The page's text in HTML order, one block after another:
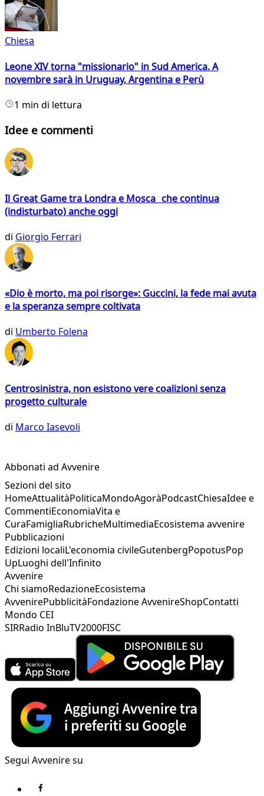
Chiesa
Leone XIV torna "missionario" in Sud America. A
novembre sarà in Uruguay, Argentina e Perù
1 min di lettura
Idee e commenti
Il Great Game tra Londra e Mosca che continua
(indisturbato) anche oggi
di Giorgio Ferrari
«Dio è morto, ma poi risorge»: Guccini, la fede mai avuta
e la speranza sempre coltivata
di Umberto Folena
Centrosinistra, non esistono vere coalizioni senza
progetto culturale
di Marco Iasevoli
Abbonati ad Avvenire
Sezioni del sito
HomeAttualitàPoliticaMondoAgoràPodcastChiesaIdee e
CommentiEconomiaVita e
CuraFamigliaRubricheMultimediaEcosistema avvenire
Pubblicazioni
Edizioni localiL'economia civileGutenbergPopotusPop
UpLuoghi dell'Infinito
Avvenire
Chi siamoRedazioneEcosistema
AvvenirePubblicitàFondazione AvvenireShopContatti
Mondo CEI
SIRRadio InBluTV2000FISC
Segui Avvenire su